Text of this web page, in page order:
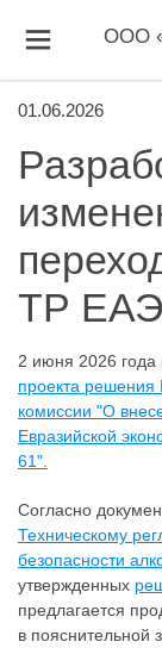
ООО
01.06.2026
ТР
2 июня 2026 года
проекта решения
комиссии "О
Евразийской
61".
Согласно
Техническому
безопасности
утвержденных
предлагается
в пояснительной